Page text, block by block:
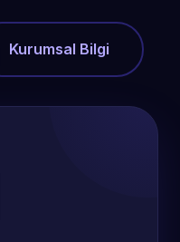
Kurumsal Bilgi